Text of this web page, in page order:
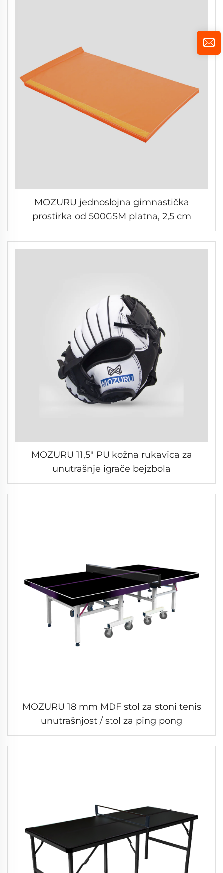
MOZURU jednoslojna gimnastička
prostirka od 500GSM platna, 2,5 cm
MOZURU 11,5" PU kožna rukavica za
unutrašnje igrače bejzbola
MOZURU 18 mm MDF stol za stoni tenis
unutrašnjost / stol za ping pong